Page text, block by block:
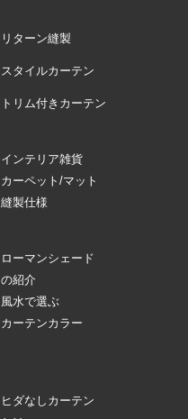
リターン縫製
スタイルカーテン
トリム付きカーテン
インテリア雑貨
カーペット/マット
縫製仕様
ローマンシェード
の紹介
風水で選ぶ
カーテンカラー
ヒダなしカーテン